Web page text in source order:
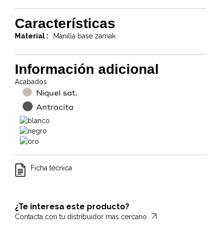
Características
Material : Manilla base zamak
Información adicional
Acabados
Ficha técnica
¿Te interesa este producto?
Contacta con tu distribuidor mas cercano